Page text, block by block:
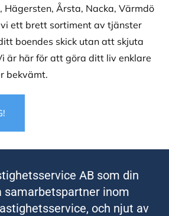
Hägersten, Årsta, Nacka, Värmdö
ett brett sortiment av tjänster
boendes skick utan att skjuta
är här för att göra ditt liv enklare
bekvämt.
AB som din
samarbetspartner inom
och njut av